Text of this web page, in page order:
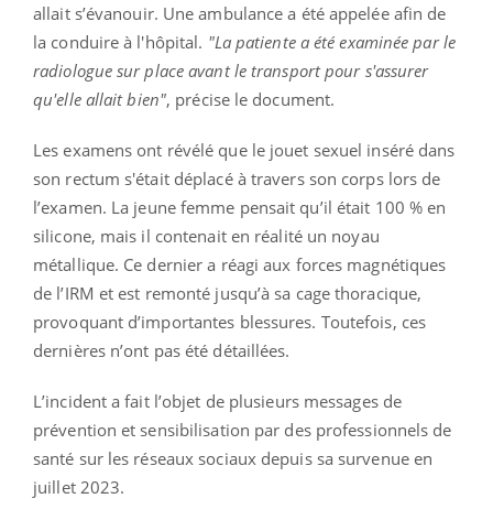
allait s’évanouir. Une ambulance a été appelée afin de
la conduire à l'hôpital. "La patiente a été examinée par le
radiologue sur place avant le transport pour s'assurer
qu'elle allait bien", précise le document.
Les examens ont révélé que le jouet sexuel inséré dans
son rectum s'était déplacé à travers son corps lors de
l’examen. La jeune femme pensait qu’il était 100 % en
silicone, mais il contenait en réalité un noyau
métallique. Ce dernier a réagi aux forces magnétiques
de l’IRM et est remonté jusqu’à sa cage thoracique,
provoquant d’importantes blessures. Toutefois, ces
dernières n’ont pas été détaillées.
L’incident a fait l’objet de plusieurs messages de
prévention et sensibilisation par des professionnels de
santé sur les réseaux sociaux depuis sa survenue en
juillet 2023.